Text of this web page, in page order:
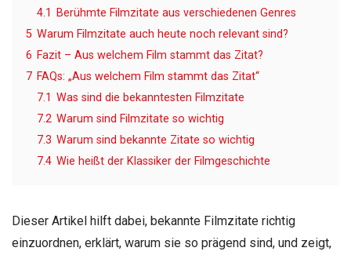
4.1
Berühmte Filmzitate aus verschiedenen Genres
5 Warum Filmzitate auch heute noch relevant sind?
6 Fazit – Aus welchem Film stammt das Zitat?
7 FAQs: „Aus welchem Film stammt das Zitat“
7.1 Was sind die bekanntesten Filmzitate
7.2 Warum sind Filmzitate so wichtig
7.3 Warum sind bekannte Zitate so wichtig
7.4 Wie heißt der Klassiker der Filmgeschichte
Dieser Artikel hilft dabei, bekannte Filmzitate richtig
einzuordnen, erklärt, warum sie so prägend sind, und zeigt,